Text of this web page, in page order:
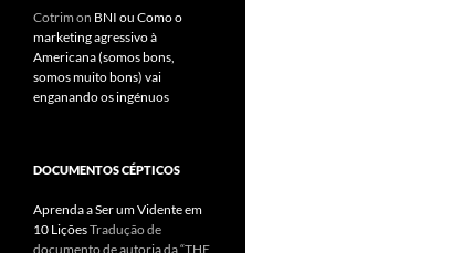
Cotrim on BNI ou Como o
marketing agressivo à
Americana (somos bons,
somos muito bons) vai
enganando os ingénuos
DOCUMENTOS CÉPTICOS
Aprenda a Ser um Vidente em
10 LiçõesTradução de
documento de autoria da “THE